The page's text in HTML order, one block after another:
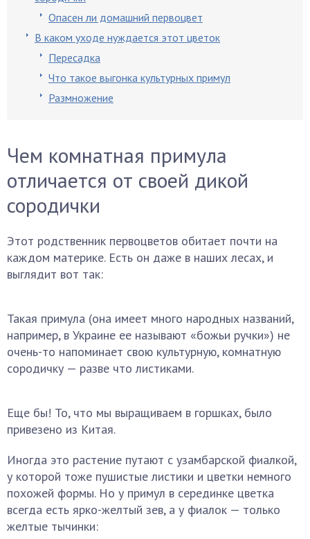
Опасен ли домашний первоцвет
В каком уходе нуждается этот цветок
Пересадка
Что такое выгонка культурных примул
Размножение
Чем комнатная примула
отличается от своей дикой
сородички
Этот родственник первоцветов обитает почти на
каждом материке. Есть он даже в наших лесах, и
выглядит вот так:
Такая примула (она имеет много народных названий,
например, в Украине ее называют «божьи ручки») не
очень-то напоминает свою культурную, комнатную
сородичку — разве что листиками.
Еще бы! То, что мы выращиваем в горшках, было
привезено из Китая.
Иногда это растение путают с узамбарской фиалкой,
у которой тоже пушистые листики и цветки немного
похожей формы. Но у примул в серединке цветка
всегда есть ярко-желтый зев, а у фиалок — только
желтые тычинки: